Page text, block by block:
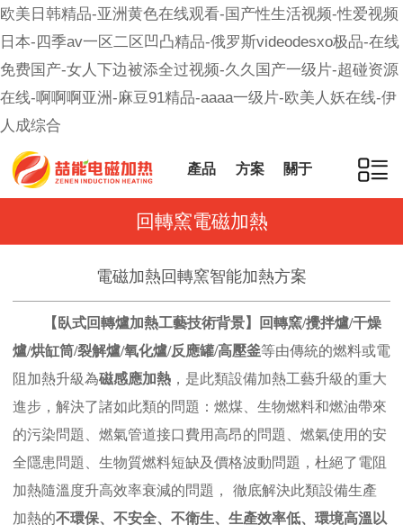
欧美日韩精品-亚洲黄色在线观看-国产性生活视频-性爱视频
日本-四季av一区二区凹凸精品-俄罗斯videodesxo极品-在线
免费国产-女人下边被添全过视频-久久国产一级片-超碰资源
在线-啊啊啊亚洲-麻豆91精品-aaaa一级片-欧美人妖在线-伊
人成综合
產品 方案 關于
回轉窯電磁加熱
電磁加熱回轉窯智能加熱方案
【臥式回轉爐加熱工藝技術背景】回轉窯/攪拌爐/干燥
爐/烘缸筒/裂解爐/氧化爐/反應罐/高壓釜等由傳統的燃料或電
阻加熱升級為磁感應加熱 ，是此類設備加熱工藝升級的重大
進步，解決了諸如此類的問題：燃煤、生物燃料和燃油帶來
的污染問題、燃氣管道接口費用高昂的問題、燃氣使用的安
全隱患問題、生物質燃料短缺及價格波動問題，杜絕了電阻
加熱隨溫度升高效率衰減的問題，
徹底解決此類設備生產
加熱的不環保、不安全、不衛生、生產效率低、環境高溫以